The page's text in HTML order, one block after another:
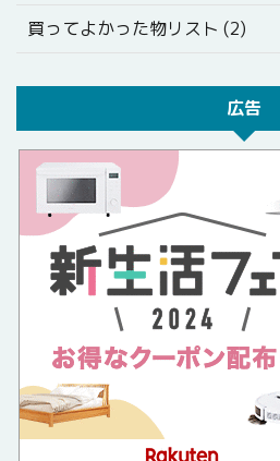
買ってよかった物リスト (2)
広告